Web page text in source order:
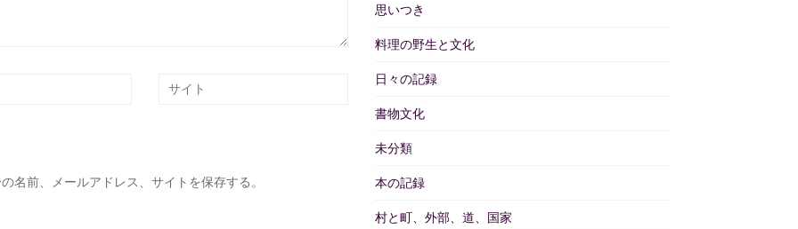
名前、メールアドレス、サイトを保存する。
思いつき
料理の野生と文化
日々の記録
書物文化
未分類
本の記録
村と町、外部、道、国家